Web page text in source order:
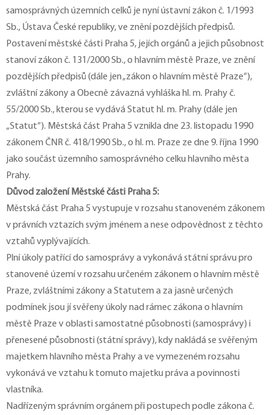
samosprávných územních celků je nyní ústavní zákon č. 1/1993
Sb., Ústava České republiky, ve znění pozdějších předpisů.
Postavení městské části Praha 5, jejích orgánů a jejich působnost
stanoví zákon č. 131/2000 Sb., o hlavním městě Praze, ve znění
pozdějších předpisů (dále jen „zákon o hlavním městě Praze“),
zvláštní zákony a Obecně závazná vyhláška hl. m. Prahy č.
55/2000 Sb., kterou se vydává Statut hl. m. Prahy (dále jen
„Statut“). Městská část Praha 5 vznikla dne 23. listopadu 1990
zákonem ČNR č. 418/1990 Sb., o hl. m. Praze ze dne 9. října 1990
jako součást územního samosprávného celku hlavního města
Prahy.
Důvod založení Městské části Praha 5:
Městská část Praha 5 vystupuje v rozsahu stanoveném zákonem
v právních vztazích svým jménem a nese odpovědnost z těchto
vztahů vyplývajících.
Plní úkoly patřící do samosprávy a vykonává státní správu pro
stanovené území v rozsahu určeném zákonem o hlavním městě
Praze, zvláštními zákony a Statutem a za jasně určených
podmínek jsou jí svěřeny úkoly nad rámec zákona o hlavním
městě Praze v oblasti samostatné působnosti (samosprávy) i
přenesené působnosti (státní správy), kdy nakládá se svěřeným
majetkem hlavního města Prahy a ve vymezeném rozsahu
vykonává ve vztahu k tomuto majetku práva a povinnosti
vlastníka.
Nadřízeným správním orgánem při postupech podle zákona č.